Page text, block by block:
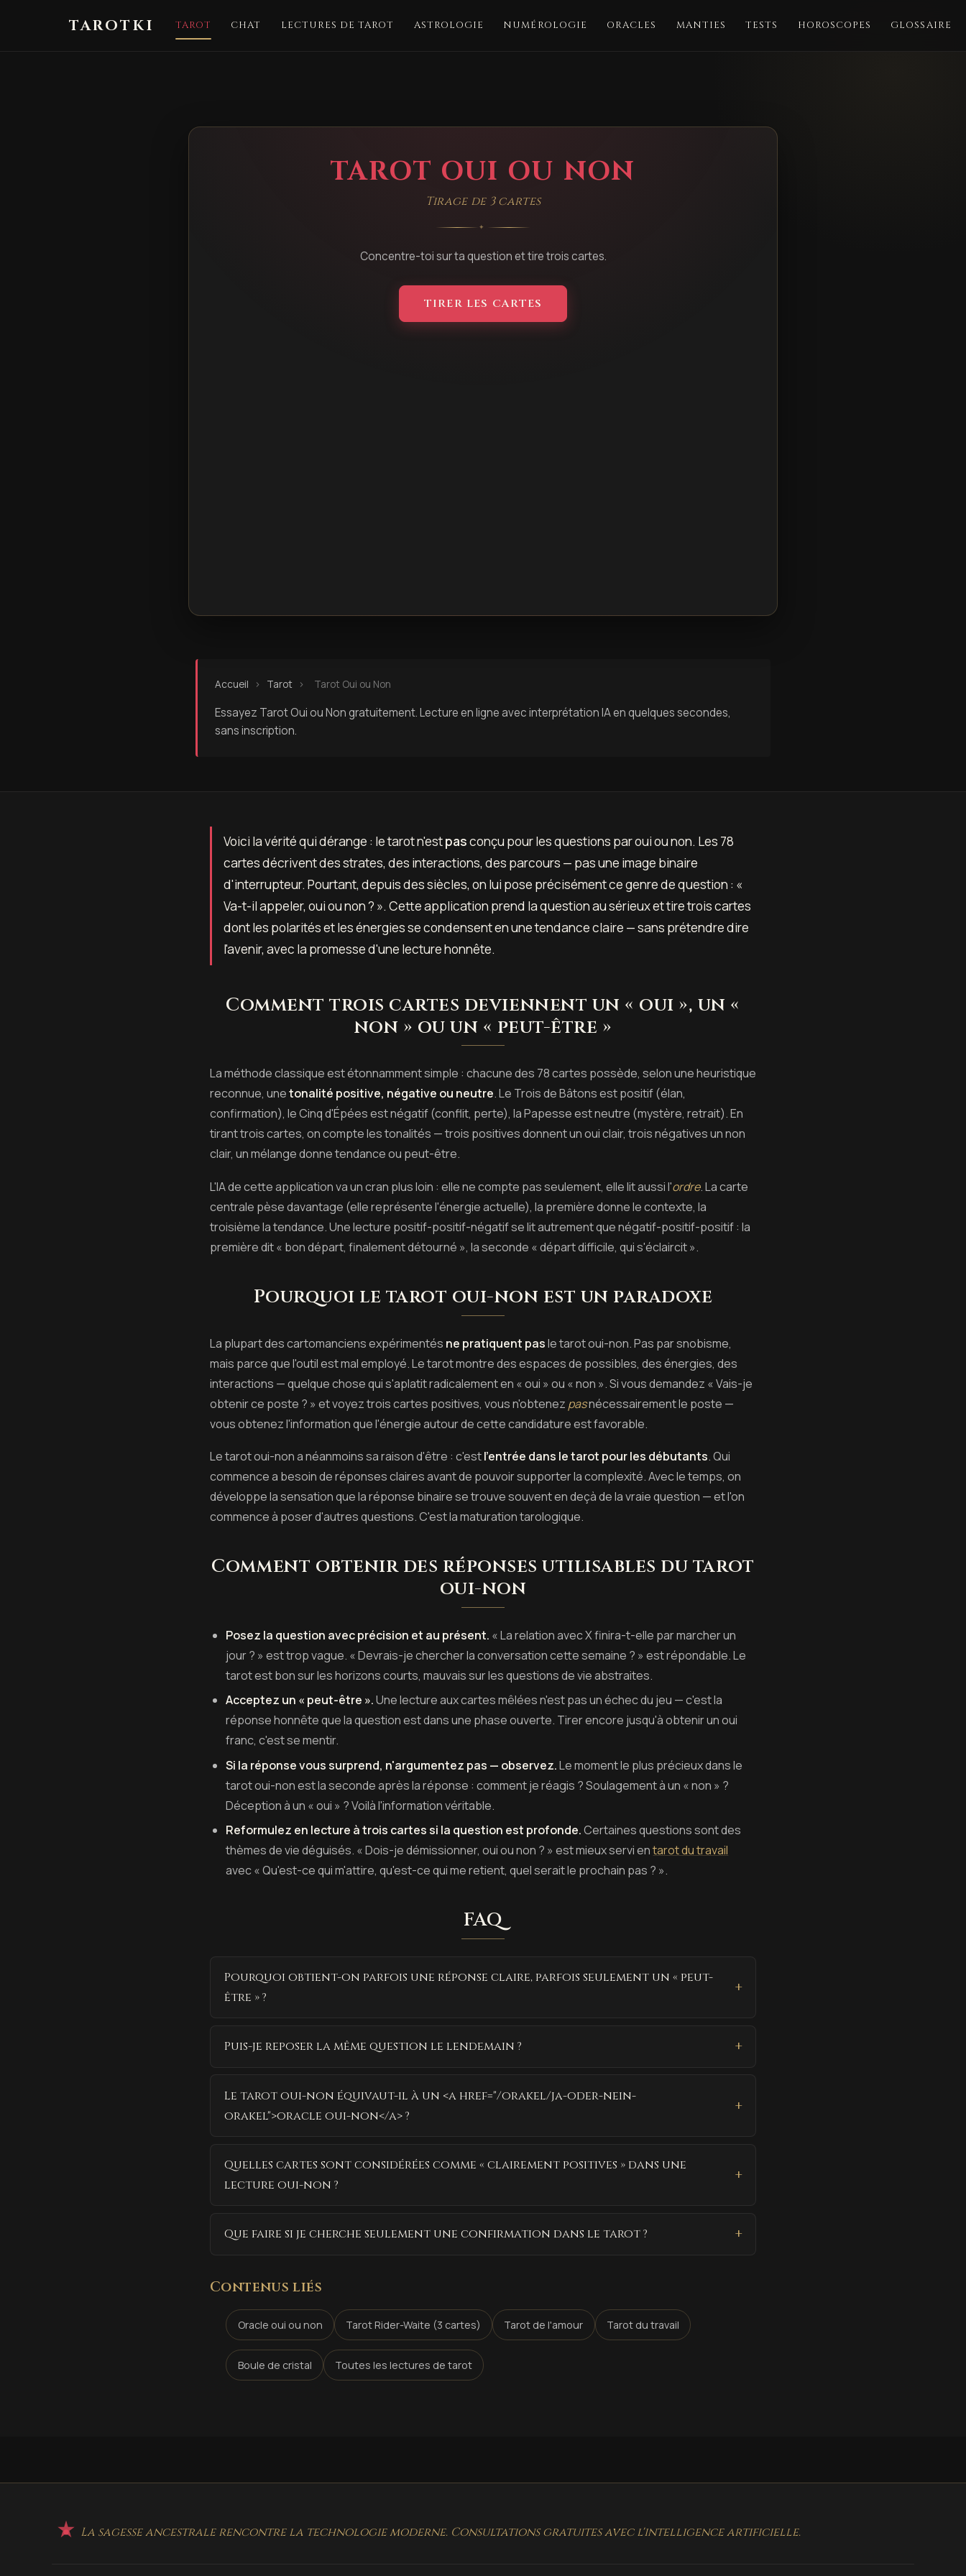
TAROTKI TAROT CHAT LECTURES DE TAROT ASTROLOGIE NUMÉROLOGIE ORACLES MANTIES TESTS HOROSCOPES GLOSSAIRE
TAROT OUI OU NON
Tirage de 3 cartes
✦
Concentre-toi sur ta question et tire trois cartes.
TIRER LES CARTES
Accueil › Tarot › Tarot Oui ou Non
Essayez Tarot Oui ou Non gratuitement. Lecture en ligne avec interprétation IA en quelques secondes,
sans inscription.
Voici la vérité qui dérange : le tarot n'estpasconçu pour les questions par oui ou non. Les 78
cartes décrivent des strates, des interactions, des parcours — pas une image binaire
d'interrupteur. Pourtant, depuis des siècles, on lui pose précisément ce genre de question : «
Va-t-il appeler, oui ou non ? ». Cette application prend la question au sérieux et tire trois cartes
dont les polarités et les énergies se condensent en une tendance claire — sans prétendre dire
l'avenir, avec la promesse d'une lecture honnête.
Comment trois cartes deviennent un « oui », un «
non » ou un « peut-être »
La méthode classique est étonnamment simple : chacune des 78 cartes possède, selon une heuristique
reconnue, unetonalité positive, négative ou neutre. Le Trois de Bâtons est positif (élan,
confirmation), le Cinq d'Épées est négatif (conflit, perte), la Papesse est neutre (mystère, retrait). En
tirant trois cartes, on compte les tonalités — trois positives donnent un oui clair, trois négatives un non
clair, un mélange donne tendance ou peut-être.
L'IA de cette application va un cran plus loin : elle ne compte pas seulement, elle lit aussi l'ordre. La carte
centrale pèse davantage (elle représente l'énergie actuelle), la première donne le contexte, la
troisième la tendance. Une lecture positif-positif-négatif se lit autrement que négatif-positif-positif : la
première dit « bon départ, finalement détourné », la seconde « départ difficile, qui s'éclaircit ».
Pourquoi le tarot oui-non est un paradoxe
La plupart des cartomanciens expérimentés ne pratiquent pasle tarot oui-non. Pas par snobisme,
mais parce que l'outil est mal employé. Le tarot montre des espaces de possibles, des énergies, des
interactions — quelque chose qui s'aplatit radicalement en « oui » ou « non ». Si vous demandez « Vais-je
obtenir ce poste ? » et voyez trois cartes positives, vous n'obtenez pasnécessairement le poste —
vous obtenez l'information que l'énergie autour de cette candidature est favorable.
Le tarot oui-non a néanmoins sa raison d'être : c'estl'entrée dans le tarot pour les débutants. Qui
commence a besoin de réponses claires avant de pouvoir supporter la complexité. Avec le temps, on
développe la sensation que la réponse binaire se trouve souvent en deçà de la vraie question — et l'on
commence à poser d'autres questions. C'est la maturation tarologique.
Comment obtenir des réponses utilisables du tarot
oui-non
Posez la question avec précision et au présent. « La relation avec X finira-t-elle par marcher un
jour ? » est trop vague. « Devrais-je chercher la conversation cette semaine ? » est répondable. Le
tarot est bon sur les horizons courts, mauvais sur les questions de vie abstraites.
Acceptez un « peut-être ».Une lecture aux cartes mêlées n'est pas un échec du jeu — c'est la
réponse honnête que la question est dans une phase ouverte. Tirer encore jusqu'à obtenir un oui
franc, c'est se mentir.
Si la réponse vous surprend, n'argumentez pas — observez.Le moment le plus précieux dans le
tarot oui-non est la seconde après la réponse : comment je réagis ? Soulagement à un « non » ?
Déception à un « oui » ? Voilà l'information véritable.
Reformulez en lecture à trois cartes si la question est profonde.Certaines questions sont des
thèmes de vie déguisés. « Dois-je démissionner, oui ou non ? » est mieux servi entarot du travail
avec « Qu'est-ce qui m'attire, qu'est-ce qui me retient, quel serait le prochain pas ? ».
FAQ
Pourquoi obtient-on parfois une réponse claire, parfois seulement un « peut-
être » ?
Puis-je reposer la même question le lendemain ?
Le tarot oui-non équivaut-il à un <a href="/orakel/ja-oder-nein-
orakel">oracle oui-non</a> ?
Quelles cartes sont considérées comme « clairement positives » dans une
lecture oui-non ?
Que faire si je cherche seulement une confirmation dans le tarot ?
Contenus liés
Oracle oui ou non Tarot Rider-Waite (3 cartes) Tarot de l'amour Tarot du travail
Boule de cristal Toutes les lectures de tarot
La sagesse ancestrale rencontre la technologie moderne. Consultations gratuites avec l'intelligence artificielle.